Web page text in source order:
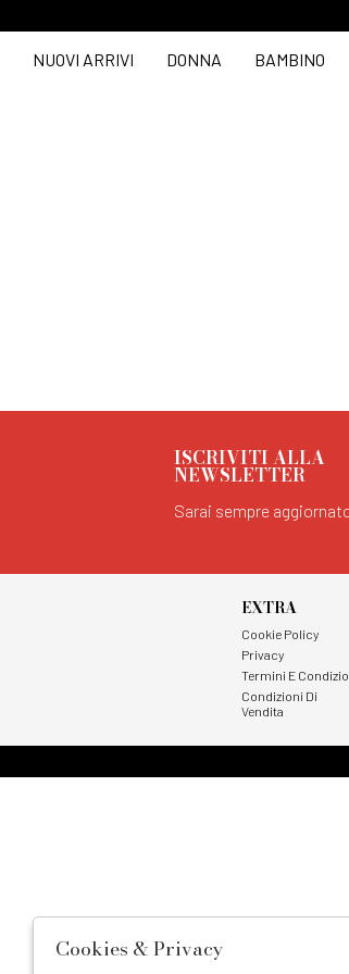
NUOVI ARRIVI DONNA BAMBINO
ISCRIVITI ALLA
NEWSLETTER
Sarai sempre
EXTRA
Cookie Policy
Privacy
Termini E
Condizioni Di
Vendita
Cookies & Privacy